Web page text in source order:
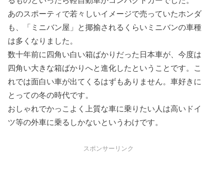
あのスポーティで若々しいイメージで売っていたホンダ
も、「ミニバン屋」と揶揄されるくらいミニバンの車種
は多くなりました。
数十年前に四角い白い箱ばかりだった日本車が、今度は
四角い大きな箱ばかりへと進化したということです。こ
れでは面白い車が出てくるはずもありません。車好きに
とっての冬の時代です。
おしゃれでかっこよく上質な車に乗りたい人は高いドイ
ツ等の外車に乗るしかないというわけです。
スポンサーリンク